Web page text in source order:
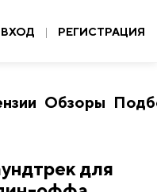
ВХОД | РЕГИСТРАЦИЯ
Обзоры
для